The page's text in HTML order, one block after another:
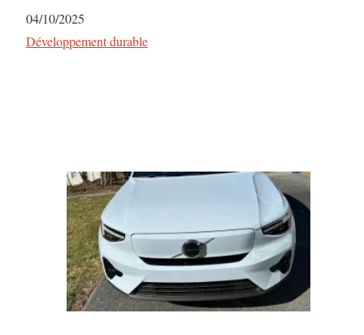
Date
04/10/2025
Par rapport à
Développement durable